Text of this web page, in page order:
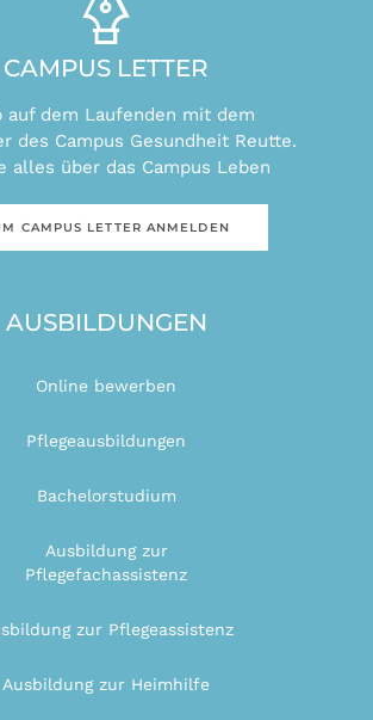
CAMPUS LETTER
auf dem Laufenden mit dem
des Campus Gesundheit Reutte.
alles über das Campus Leben
CAMPUS LETTER ANMELDEN
AUSBILDUNGEN
Online bewerben
Pflegeausbildungen
Bachelorstudium
Ausbildung zur
Pflegefachassistenz
zur Pflegeassistenz
Ausbildung zur Heimhilfe